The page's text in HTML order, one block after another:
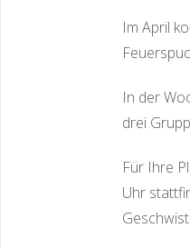
Im April
In der
drei
Für Ihre
Uhr